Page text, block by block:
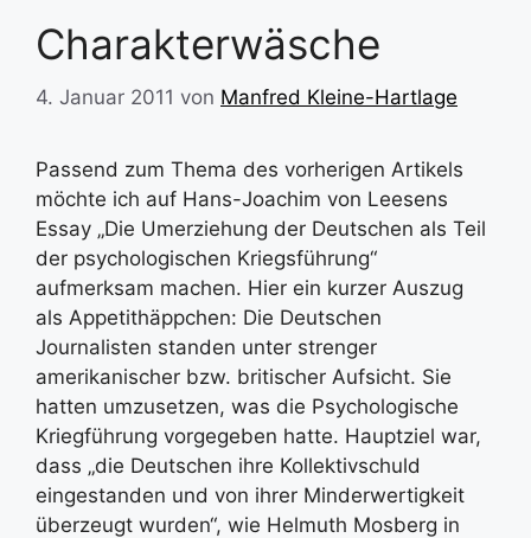
Charakterwäsche
4. Januar 2011 von Manfred Kleine-Hartlage
Passend zum Thema des vorherigen Artikels
möchte ich auf Hans-Joachim von Leesens
Essay „Die Umerziehung der Deutschen als Teil
der psychologischen Kriegsführung“
aufmerksam machen. Hier ein kurzer Auszug
als Appetithäppchen: Die Deutschen
Journalisten standen unter strenger
amerikanischer bzw. britischer Aufsicht. Sie
hatten umzusetzen, was die Psychologische
Kriegführung vorgegeben hatte. Hauptziel war,
dass „die Deutschen ihre Kollektivschuld
eingestanden und von ihrer Minderwertigkeit
überzeugt wurden“, wie Helmuth Mosberg in